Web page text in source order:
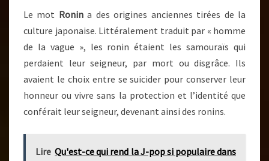
Le mot Ronina des origines anciennes tirées de la
culture japonaise. Littéralement traduit par « homme
de la vague », les ronin étaient les samouraïs qui
perdaient leur seigneur, par mort ou disgrâce. Ils
avaient le choix entre se suicider pour conserver leur
honneur ou vivre sans la protection et l’identité que
conférait leur seigneur, devenant ainsi des ronins.
Lire Qu'est-ce qui rend la J-pop si populaire dans